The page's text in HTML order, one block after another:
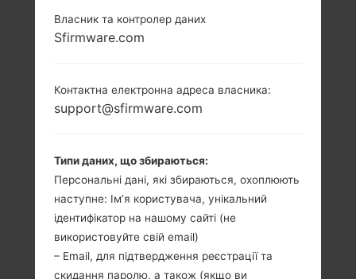
Власник та контролер даних
Sfirmware.com
Контактна електронна адреса власника:
support@sfirmware.com
Типи даних, що збираються:
Персональні дані, які збираються, охоплюють
наступне: Ім’я користувача, унікальний
ідентифікатор на нашому сайті (не
використовуйте свій email)
– Email, для підтвердження реєстрації та
скидання паролю, а також (якщо ви